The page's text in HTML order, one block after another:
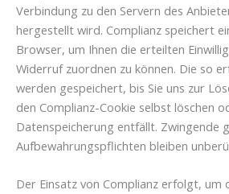
Verbindung zu den Servern des
hergestellt wird. Complianz speichert
Browser, um Ihnen die erteilten
Widerruf zuordnen zu können. Die so
werden gespeichert, bis Sie uns zur
den Complianz-Cookie selbst löschen
Datenspeicherung entfällt. Zwingende
Aufbewahrungspflichten bleiben
Der Einsatz von Complianz erfolgt, um